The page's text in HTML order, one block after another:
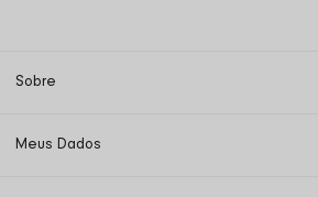
Sobre
Meus Dados